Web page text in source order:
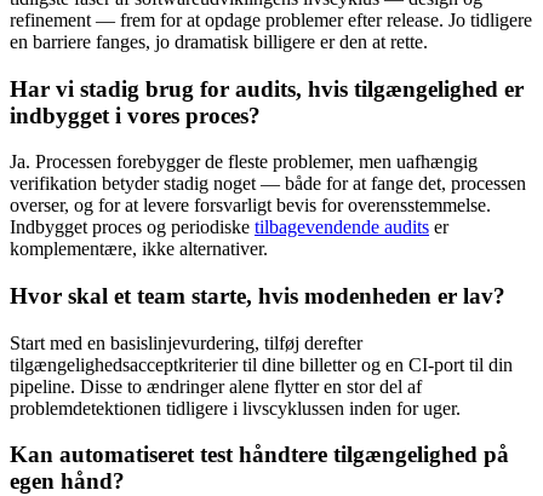
refinement — frem for at opdage problemer efter release. Jo tidligere
en barriere fanges, jo dramatisk billigere er den at rette.
Har vi stadig brug for audits, hvis tilgængelighed er
indbygget i vores proces?
Ja. Processen forebygger de fleste problemer, men uafhængig
verifikation betyder stadig noget — både for at fange det, processen
overser, og for at levere forsvarligt bevis for overensstemmelse.
Indbygget proces og periodiske tilbagevendende audits er
komplementære, ikke alternativer.
Hvor skal et team starte, hvis modenheden er lav?
Start med en basislinjevurdering, tilføj derefter
tilgængelighedsacceptkriterier til dine billetter og en CI-port til din
pipeline. Disse to ændringer alene flytter en stor del af
problemdetektionen tidligere i livscyklussen inden for uger.
Kan automatiseret test håndtere tilgængelighed på
egen hånd?